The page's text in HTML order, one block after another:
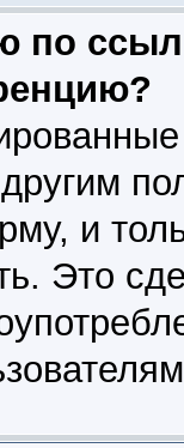
по
и
Это